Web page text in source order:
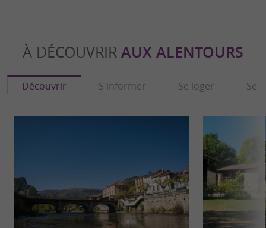
À DÉCOUVRIR AUX ALENTOURS
Découvrir S'informer Se loger Se